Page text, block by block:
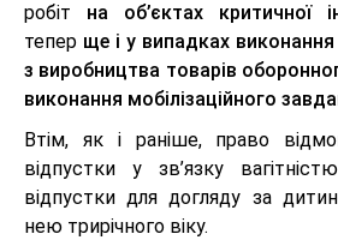
робіт на об’єктах критичної
тепер ще і у випадках
з виробництва товарів
виконання мобілізаційного
Втім, як і раніше, право
відпустки у зв’язку
відпустки для догляду за
нею трирічного віку.